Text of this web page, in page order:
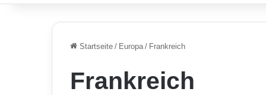
Startseite / Europa / Frankreich
Frankreich